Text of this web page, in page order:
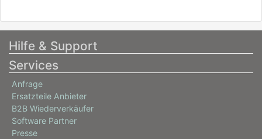
Hilfe & Support
Services
Anfrage
Ersatzteile Anbieter
B2B Wiederverkäufer
Software Partner
Presse